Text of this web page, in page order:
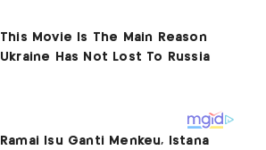
Ramai Isu Ganti Menkeu, Istana